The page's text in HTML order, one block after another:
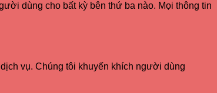
dùng cho bất kỳ bên thứ ba nào. Mọi thông tin
vụ. Chúng tôi khuyến khích người dùng